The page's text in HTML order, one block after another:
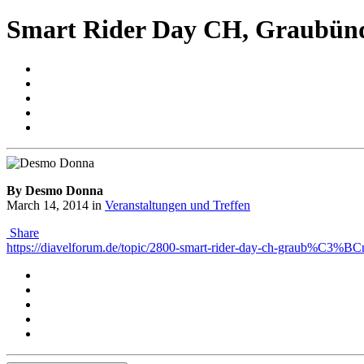
Smart Rider Day CH,
By Desmo Donna
March 14, 2014 in Veranstaltungen und Treffen
Share
https://diavelforum.de/topic/2800-smart-rider-day-ch-